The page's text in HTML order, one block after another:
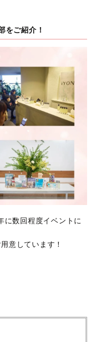
をご紹介！
に数回程度イベントに
意しています！